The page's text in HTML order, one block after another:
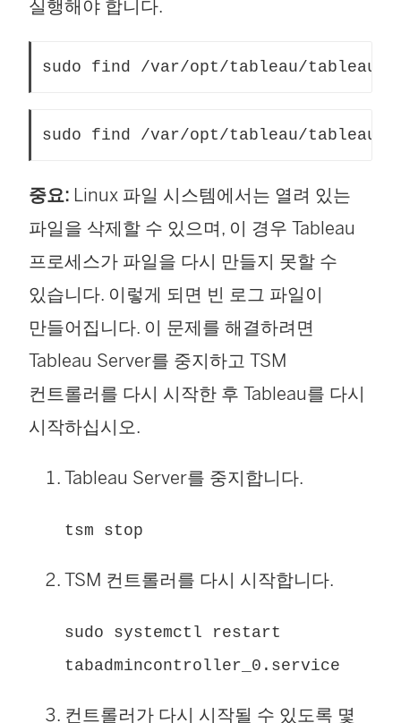
실행해야 합니다.
sudo find /var/opt/tableau/
sudo find /var/opt/tableau/
중요: Linux 파일 시스템에서는 열려 있는
파일을 삭제할 수 있으며, 이 경우 Tableau
프로세스가 파일을 다시 만들지 못할 수
있습니다. 이렇게 되면 빈 로그 파일이
만들어집니다. 이 문제를 해결하려면
Tableau Server를 중지하고 TSM
컨트롤러를 다시 시작한 후 Tableau를 다시
시작하십시오.
Tableau Server를 중지합니다.
tsm stop
TSM 컨트롤러를 다시 시작합니다.
sudo systemctl restart
tabadmincontroller_0.service
컨트롤러가 다시 시작될 수 있도록 몇